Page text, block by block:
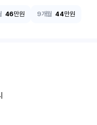
46만원 9개월 44만원